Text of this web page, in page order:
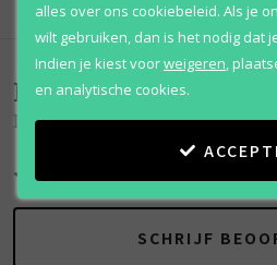
Beoordelingen
Interlude
SCHRIJF
alles over ons cookiebeleid. Als je
wilt gebruiken, dan is het nodig dat
Indien je kiest voorweigeren,
en analytische cookies.